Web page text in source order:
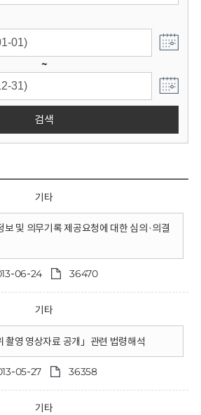
~
검색
기타
보 및 의무기록 제공요청에 대한 심의·의결
06-24 36470
기타
촬영 영상자료 공개」관련 법령해석
05-27 36358
기타